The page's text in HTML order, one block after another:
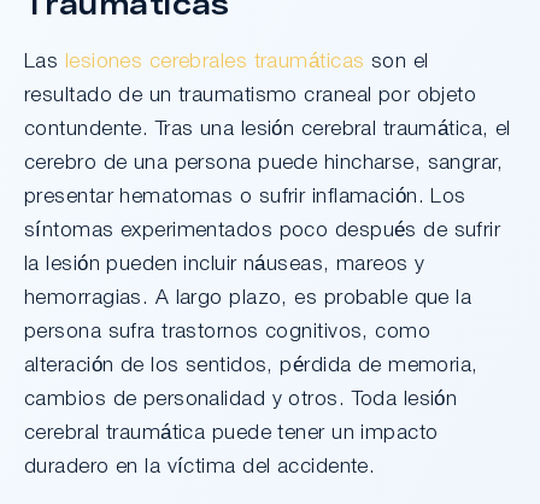
Las lesiones cerebrales traumáticas son el
resultado de un traumatismo craneal por objeto
contundente. Tras una lesión cerebral traumática, el
cerebro de una persona puede hincharse, sangrar,
presentar hematomas o sufrir inflamación. Los
síntomas experimentados poco después de sufrir
la lesión pueden incluir náuseas, mareos y
hemorragias. A largo plazo, es probable que la
persona sufra trastornos cognitivos, como
alteración de los sentidos, pérdida de memoria,
cambios de personalidad y otros. Toda lesión
cerebral traumática puede tener un impacto
duradero en la víctima del accidente.